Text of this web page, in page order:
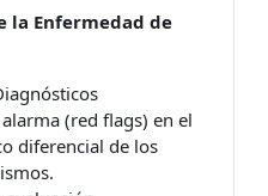
la Enfermedad de
(red flags) en el
diferencial de los